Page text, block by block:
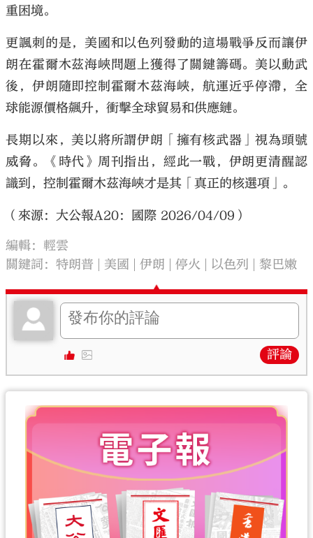
重困境。
更諷刺的是，美國和以色列發動的這場戰爭反而讓伊
朗在霍爾木茲海峽問題上獲得了關鍵籌碼。美以動武
後，伊朗隨即控制霍爾木茲海峽，航運近乎停滯，全
球能源價格飆升，衝擊全球貿易和供應鏈。
長期以來，美以將所謂伊朗「擁有核武器」視為頭號
威脅。《時代》周刊指出，經此一戰，伊朗更清醒認
識到，控制霍爾木茲海峽才是其「真正的核選項」。
（來源：大公報A20：國際 2026/04/09）
編輯：輕雲
關鍵詞：特朗普 美國 伊朗 停火 以色列 黎巴嫩
評論